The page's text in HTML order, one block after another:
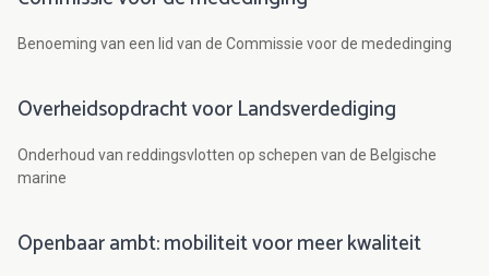
Benoeming van een lid van de Commissie voor de mededinging
Overheidsopdracht voor Landsverdediging
Onderhoud van reddingsvlotten op schepen van de Belgische
marine
Openbaar ambt: mobiliteit voor meer kwaliteit